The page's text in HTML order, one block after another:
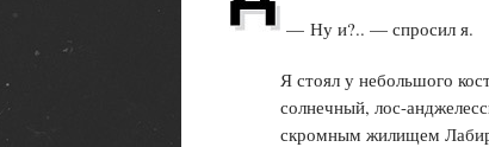
— Ну и?.. — спросил я.
Я стоял у небольшого
солнечный, лос-
скромным жилищем